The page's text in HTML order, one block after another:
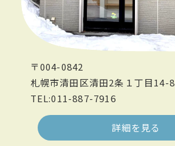
〒004-0842
札幌市清田区清田2条１丁目14-8
TEL:011-887-7916
詳細を見る